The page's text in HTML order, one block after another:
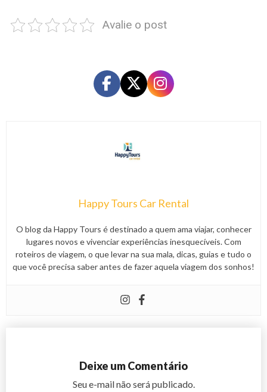
Avalie o post
Happy Tours Car Rental
O blog da Happy Tours é destinado a quem ama viajar, conhecer
lugares novos e vivenciar experiências inesquecíveis. Com
roteiros de viagem, o que levar na sua mala, dicas, guias e tudo o
que você precisa saber antes de fazer aquela viagem dos sonhos!
Deixe um Comentário
Seu e-mail não será publicado.